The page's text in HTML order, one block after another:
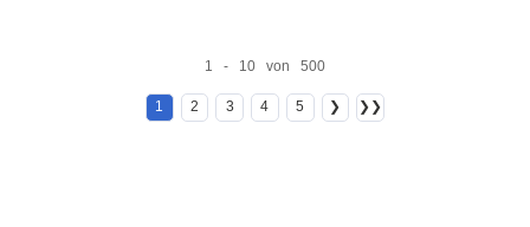
1 - 10 von 500
1 2 3 4 5 ❯ ❯❯